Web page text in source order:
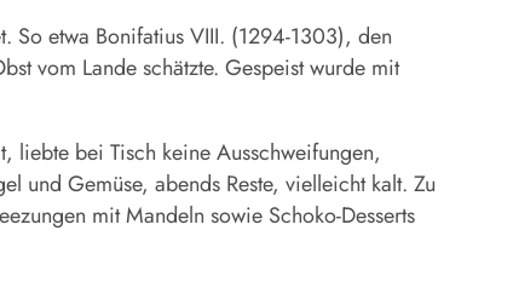
So etwa Bonifatius VIII. (1294-1303), den
vom Lande schätzte. Gespeist wurde mit
liebte bei Tisch keine Ausschweifungen,
und Gemüse, abends Reste, vielleicht kalt. Zu
mit Mandeln sowie Schoko-Desserts